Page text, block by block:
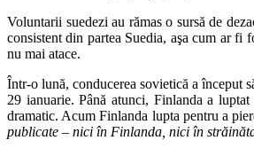
Voluntarii suedezi au rămas o sursă de
consistent din partea Suedia, aşa cum ar fi
nu mai atace.
Într-o lună, conducerea sovietică a început
29 ianuarie. Până atunci, Finlanda a
dramatic. Acum Finlanda lupta pentru a
publicate – nici în Finlanda, nici în